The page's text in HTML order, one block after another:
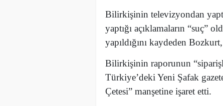
Bilirkişinin televizyondan
yaptığı açıklamaların “suç”
yapıldığını kaydeden
Bilirkişinin raporunun
Türkiye’deki Yeni Şafak
Çetesi” manşetine işaret etti.